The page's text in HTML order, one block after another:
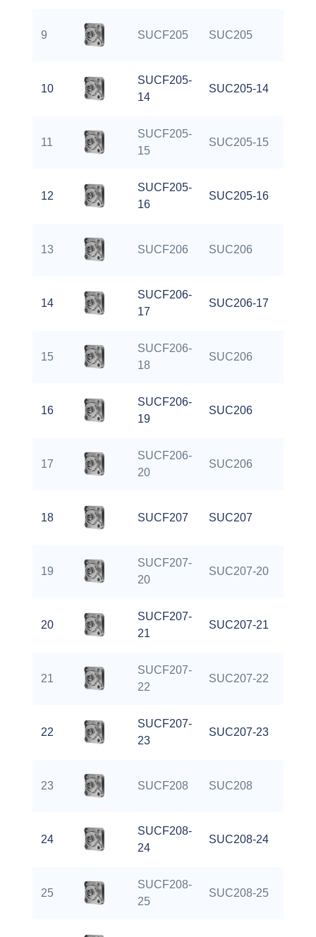
9 SUCF205 SUC205
10
SUCF205-
14
SUC205-14
11
SUCF205-
15
SUC205-15
12
SUCF205-
16
SUC205-16
13 SUCF206 SUC206
14
SUCF206-
17
SUC206-17
15
SUCF206-
18
SUC206
16
SUCF206-
19
SUC206
17
SUCF206-
20
SUC206
18 SUCF207 SUC207
19
SUCF207-
20
SUC207-20
20
SUCF207-
21
SUC207-21
21
SUCF207-
22
SUC207-22
22
SUCF207-
23
SUC207-23
23 SUCF208 SUC208
24
SUCF208-
24
SUC208-24
25
SUCF208-
25
SUC208-25